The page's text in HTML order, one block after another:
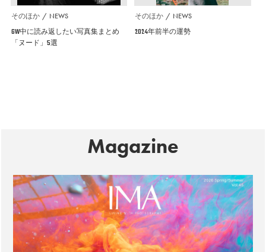
そのほか NEWS
GW中に読み返したい写真集まとめ
「ヌード」5選
そのほか NEWS
2024年前半の運勢
Magazine